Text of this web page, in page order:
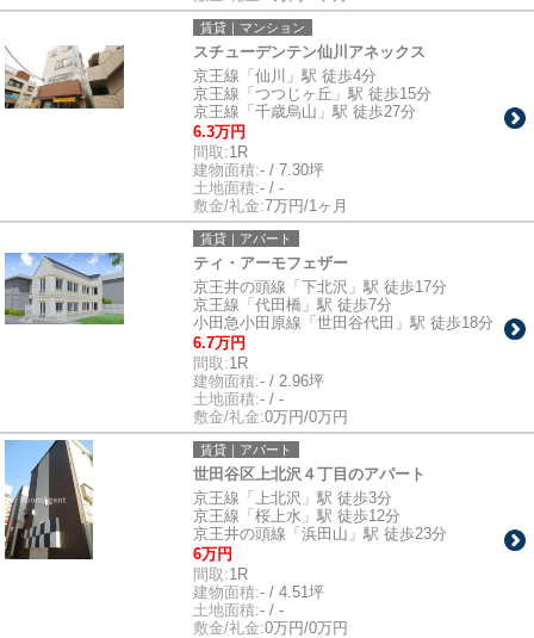
賃貸｜マンション
スチューデンテン仙川アネックス
京王線「仙川」駅 徒歩4分
京王線「つつじヶ丘」駅 徒歩15分
京王線「千歳烏山」駅 徒歩27分
6.3万円
間取:1R
建物面積:- / 7.30坪
土地面積:- / -
敷金/礼金:7万円/1ヶ月
賃貸｜アパート
ティ・アーモフェザー
京王井の頭線「下北沢」駅 徒歩17分
京王線「代田橋」駅 徒歩7分
小田急小田原線「世田谷代田」駅 徒歩18分
6.7万円
間取:1R
建物面積:- / 2.96坪
土地面積:- / -
敷金/礼金:0万円/0万円
賃貸｜アパート
世田谷区上北沢４丁目のアパート
京王線「上北沢」駅 徒歩3分
京王線「桜上水」駅 徒歩12分
京王井の頭線「浜田山」駅 徒歩23分
6万円
間取:1R
建物面積:- / 4.51坪
土地面積:- / -
敷金/礼金:0万円/0万円